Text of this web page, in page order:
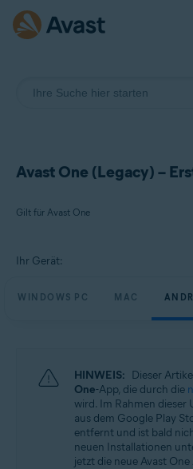
Avast One (Legacy) –
Gilt für Avast One
Avast One
Ihr Gerät:
WINDOWS PC MAC
HINWEIS: Dieser
One-App, die durch die
wird. Im Rahmen dieser
aus dem Google Play
entfernt und ist bald
neuen Installationen
jetzt die neue Avast